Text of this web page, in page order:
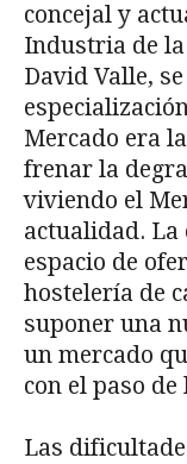
concejal y
Industria de
David Valle,
Mercado era
frenar la
viviendo el
actualidad. La
espacio de
hostelería de
suponer una
un mercado
con el paso de
Las